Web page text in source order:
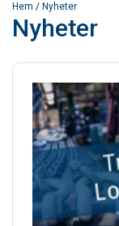
Hem / Nyheter
Nyheter